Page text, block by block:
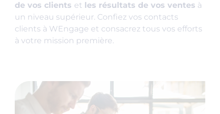
de vos clients et les résultats de vos ventes à
un niveau supérieur. Confiez vos contacts
clients à WEngage et consacrez tous vos efforts
à votre mission première.